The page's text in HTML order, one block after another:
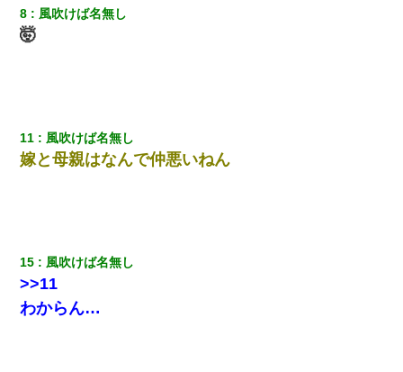
い）
れて無事婚約破棄・・・
凸してきた
「パワハラを受けたから思い切って転職した」とSNSで呟いた
8 風吹けば名無し
🤯
11 風吹けば名無し
嫁と母親はなんで仲悪いねん
15 風吹けば名無し
>>11
わからん…